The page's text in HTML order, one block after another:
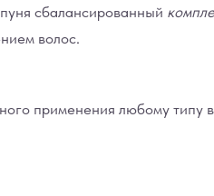
сбалансированный
волос.
применения любому типу